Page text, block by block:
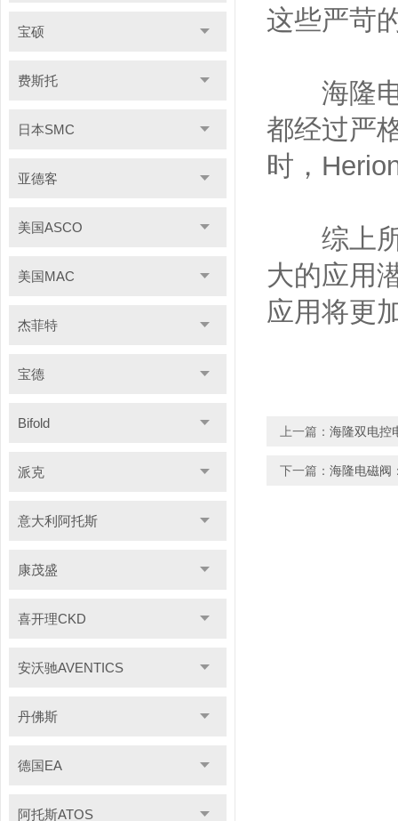
宝硕
费斯托
日本SMC
亚德客
美国ASCO
美国MAC
杰菲特
宝德
Bifold
派克
意大利阿托斯
康茂盛
喜开理CKD
安沃驰AVENTICS
丹佛斯
德国EA
阿托斯ATOS
这些严苛
海隆电
都经过严
时，
综上所
大的应用
应用将更
上一篇： 海隆双电控
下一篇： 海隆电磁阀